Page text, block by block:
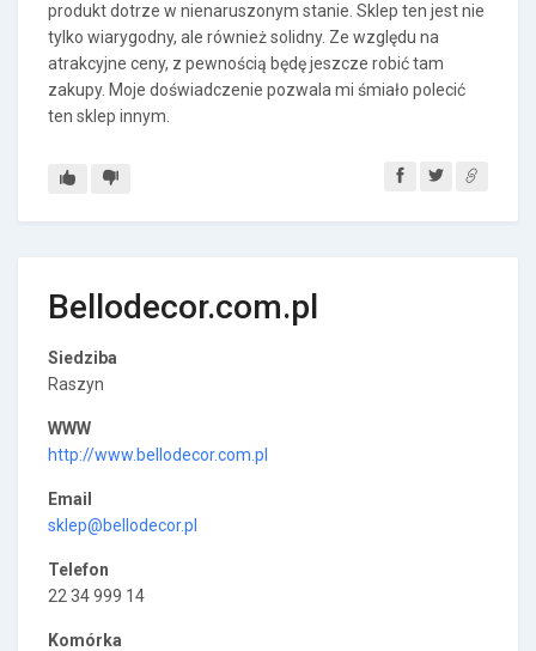
produkt dotrze w nienaruszonym stanie. Sklep ten jest nie
tylko wiarygodny, ale również solidny. Ze względu na
atrakcyjne ceny, z pewnością będę jeszcze robić tam
zakupy. Moje doświadczenie pozwala mi śmiało polecić
ten sklep innym.
Bellodecor.com.pl
Siedziba
Raszyn
WWW
http://www.bellodecor.com.pl
Email
sklep@bellodecor.pl
Telefon
22 34 999 14
Komórka